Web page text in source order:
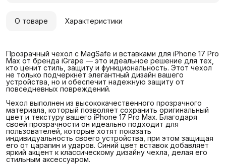
О товаре Характеристики
Прозрачный чехол с MagSafe и вставками для iPhone 17 Pro
Max от бренда iGrape — это идеальное решение для тех,
кто ценит стиль, защиту и функциональность. Этот чехол
не только подчеркнет элегантный дизайн вашего
устройства, но и обеспечит надежную защиту от
повседневных повреждений.
Чехол выполнен из высококачественного прозрачного
материала, который позволяет сохранить оригинальный
цвет и текстуру вашего iPhone 17 Pro Max. Благодаря
своей прозрачности он идеально подходит для
пользователей, которые хотят показать
индивидуальность своего устройства, при этом защищая
его от царапин и ударов. Синий цвет вставок добавляет
яркий акцент к классическому дизайну чехла, делая его
стильным аксессуаром.